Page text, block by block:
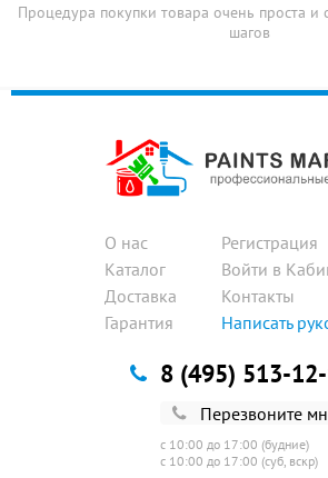
Процедура покупки товара очень проста и
шагов
О нас
Каталог
Доставка
Гарантия
Регистрация
Войти в
Контакты
Написать
8 (495) 513-
Перезвоните
с 10:00 до 17:00 (будние)
с 10:00 до 17:00 (суб, вскр)